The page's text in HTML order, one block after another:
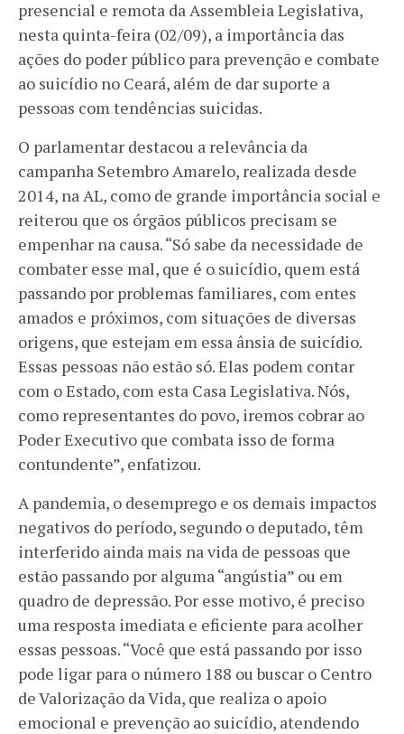
presencial e remota da Assembleia Legislativa,
nesta quinta-feira (02/09), a importância das
ações do poder público para prevenção e combate
ao suicídio no Ceará, além de dar suporte a
pessoas com tendências suicidas.
O parlamentar destacou a relevância da
campanha Setembro Amarelo, realizada desde
2014, na AL, como de grande importância social e
reiterou que os órgãos públicos precisam se
empenhar na causa. “Só sabe da necessidade de
combater esse mal, que é o suicídio, quem está
passando por problemas familiares, com entes
amados e próximos, com situações de diversas
origens, que estejam em essa ânsia de suicídio.
Essas pessoas não estão só. Elas podem contar
com o Estado, com esta Casa Legislativa. Nós,
como representantes do povo, iremos cobrar ao
Poder Executivo que combata isso de forma
contundente”, enfatizou.
A pandemia, o desemprego e os demais impactos
negativos do período, segundo o deputado, têm
interferido ainda mais na vida de pessoas que
estão passando por alguma “angústia” ou em
quadro de depressão. Por esse motivo, é preciso
uma resposta imediata e eficiente para acolher
essas pessoas. “Você que está passando por isso
pode ligar para o número 188 ou buscar o Centro
de Valorização da Vida, que realiza o apoio
emocional e prevenção ao suicídio, atendendo